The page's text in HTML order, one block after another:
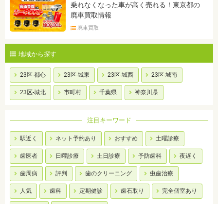
乗れなくなった車が高く売れる！東京都の
廃車買取情報
廃車買取
地域から探す
23区-都心 23区-城東 23区-城西 23区-城南
23区-城北 市町村 千葉県 神奈川県
注目キーワード
駅近く ネット予約あり おすすめ 土曜診療
歯医者 日曜診療 土日診療 予防歯科 夜遅く
歯周病 評判 歯のクリーニング 虫歯治療
人気 歯科 定期健診 歯石取り 完全個室あり